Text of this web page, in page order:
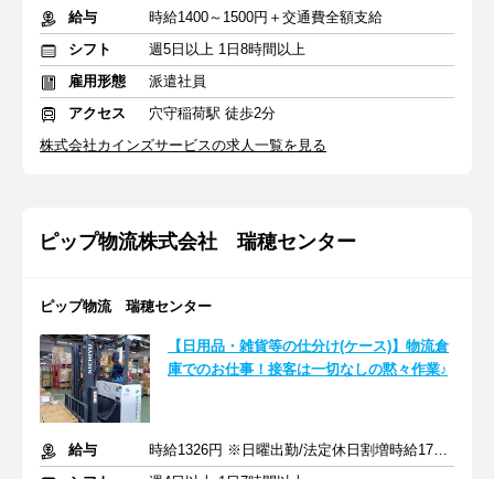
給与
時給1400～1500円＋交通費全額支給
シフト
週5日以上 1日8時間以上
雇用形態
派遣社員
アクセス
穴守稲荷駅 徒歩2分
株式会社カインズサービスの求人一覧を見る
ピップ物流株式会社 瑞穂センター
ピップ物流 瑞穂センター
【日用品・雑貨等の仕分け(ケース)】物流倉
庫でのお仕事！接客は一切なしの黙々作業♪
給与
時給1326円 ※日曜出勤/法定休日割増時給1790円＋交通費全額支給